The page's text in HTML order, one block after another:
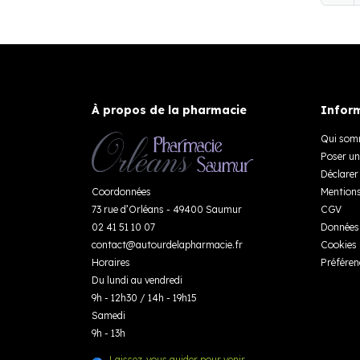
À propos de la pharmacie
Coordonnées
73 rue d’Orléans - 49400 Saumur
02 41 51 10 07
contact@autourdelapharmacie.fr
Horaires
Du lundi au vendredi
9h - 12h30 / 14h - 19h15
Samedi
9h - 13h
Qui
Poser
CGV
Cookies